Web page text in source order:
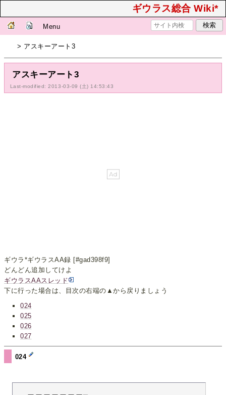
ギウラス総合 Wiki*
Menu
> アスキーアート3
アスキーアート3
Last-modified: 2013-03-09 (土) 14:53:43
ギウラ*ギウラスAA録 [#gad398f9]
どんどん追加してけよ
ギウラスAAスレッド
下に行った場合は、目次の右端の▲から戻りましょう
024
025
026
027
024